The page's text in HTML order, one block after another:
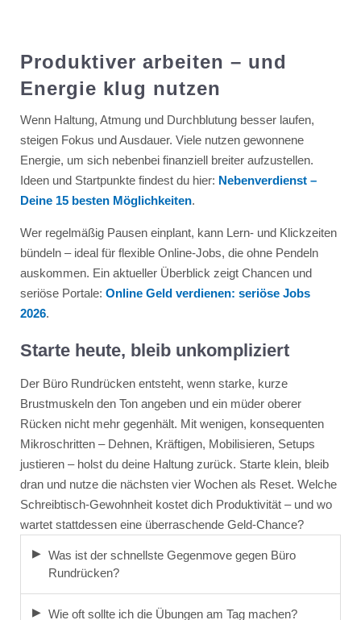
Produktiver arbeiten – und
Energie klug nutzen
Wenn Haltung, Atmung und Durchblutung besser laufen,
steigen Fokus und Ausdauer. Viele nutzen gewonnene
Energie, um sich nebenbei finanziell breiter aufzustellen.
Ideen und Startpunkte findest du hier: Nebenverdienst –
Deine 15 besten Möglichkeiten.
Wer regelmäßig Pausen einplant, kann Lern- und Klickzeiten
bündeln – ideal für flexible Online-Jobs, die ohne Pendeln
auskommen. Ein aktueller Überblick zeigt Chancen und
seriöse Portale: Online Geld verdienen: seriöse Jobs
2026.
Starte heute, bleib unkompliziert
Der Büro Rundrücken entsteht, wenn starke, kurze
Brustmuskeln den Ton angeben und ein müder oberer
Rücken nicht mehr gegenhält. Mit wenigen, konsequenten
Mikroschritten – Dehnen, Kräftigen, Mobilisieren, Setups
justieren – holst du deine Haltung zurück. Starte klein, bleib
dran und nutze die nächsten vier Wochen als Reset. Welche
Schreibtisch-Gewohnheit kostet dich Produktivität – und wo
wartet stattdessen eine überraschende Geld-Chance?
Was ist der schnellste Gegenmove gegen Büro
Rundrücken?
Wie oft sollte ich die Übungen am Tag machen?